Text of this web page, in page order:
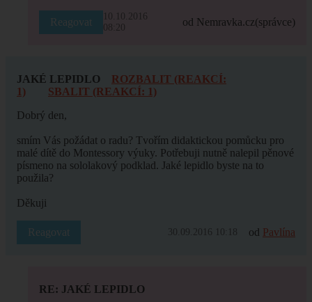
Reagovat
10.10.2016
08:20
od Nemravka.cz(správce)
JAKÉ LEPIDLO
ROZBALIT (REAKCÍ:
1)
SBALIT (REAKCÍ: 1)
Dobrý den,
smím Vás požádat o radu? Tvořím didaktickou pomůcku pro
malé dítě do Montessory výuky. Potřebuji nutně nalepil pěnové
písmeno na sololakový podklad. Jaké lepidlo byste na to
použila?
Děkuji
Reagovat 30.09.2016 10:18 od Pavlína
RE: JAKÉ LEPIDLO